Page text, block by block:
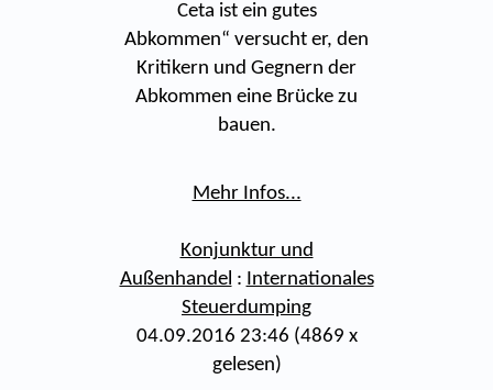
Ceta ist ein gutes
Abkommen“ versucht er, den
Kritikern und Gegnern der
Abkommen eine Brücke zu
bauen.
Mehr Infos...
Konjunktur und
Außenhandel : Internationales
Steuerdumping
04.09.2016 23:46 (4869 x
gelesen)